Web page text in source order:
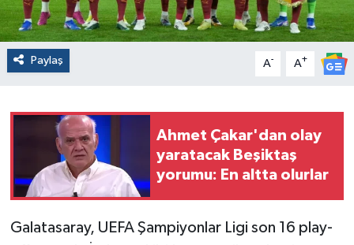
Paylaş A- A+
Ahmet Çakar'dan olay
yaratacak Beşiktaş
yorumu: En altta olurlar
Galatasaray, UEFA Şampiyonlar Ligi son 16 play-